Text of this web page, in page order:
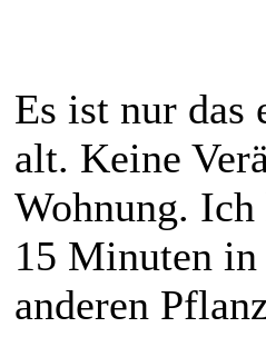
Es ist nur das
alt. Keine
Wohnung.
15 Minuten
anderen